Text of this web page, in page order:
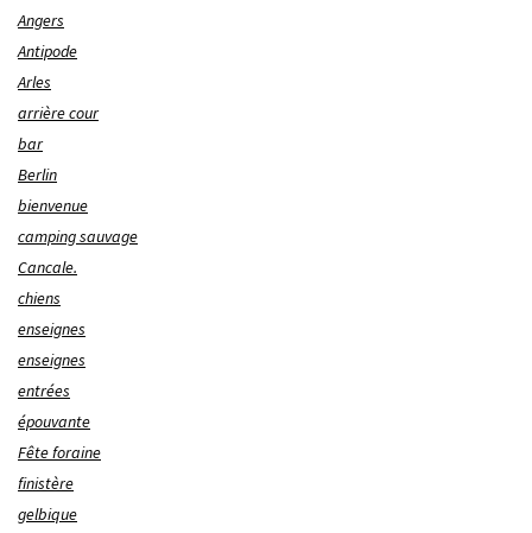
Angers
Antipode
Arles
arrière cour
bar
Berlin
bienvenue
camping sauvage
Cancale.
chiens
enseignes
enseignes
entrées
épouvante
Fête foraine
finistère
gelbique